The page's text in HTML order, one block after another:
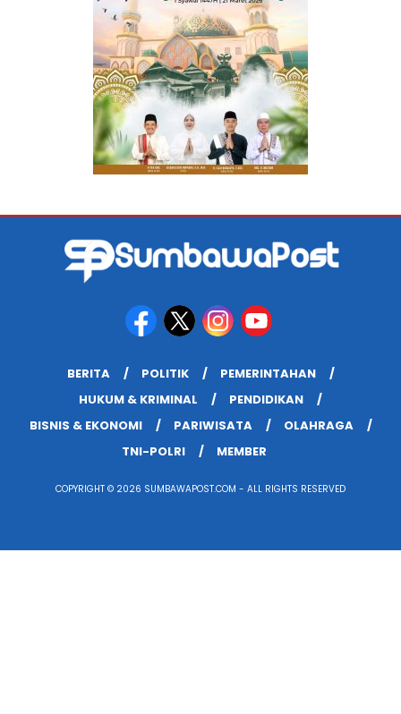
BERITA POLITIK
PEMERINTAHAN
HUKUM & KRIMINAL
PENDIDIKAN
BISNIS & EKONOMI
PARIWISATA
OLAHRAGA
TNI-POLRI
MEMBER
COPYRIGHT © 2026 SUMBAWAPOST.COM - ALL RIGHTS RESERVED